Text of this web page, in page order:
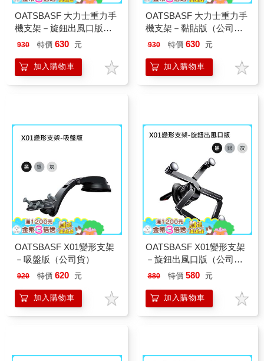
OATSBASF 大力士重力手
機支架－旋鈕出風口版
（公司貨）
930 特價 630 元
加入購物車
OATSBASF 大力士重力手
機支架－黏貼版（公司
貨）
930 特價 630 元
加入購物車
OATSBASF X01變形支架
－吸盤版（公司貨）
920 特價 620 元
加入購物車
OATSBASF X01變形支架
－旋鈕出風口版（公司
貨）
880 特價 580 元
加入購物車